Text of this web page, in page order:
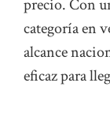
precio. Con
categoría en
alcance
eficaz para